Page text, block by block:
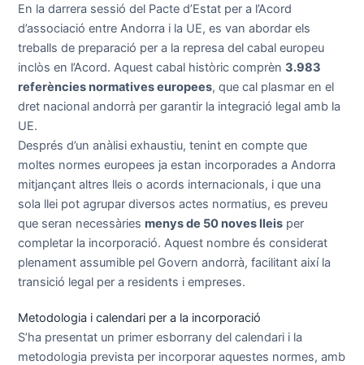
En la darrera sessió del Pacte d’Estat per a l’Acord
d’associació entre Andorra i la UE, es van abordar els
treballs de preparació per a la represa del cabal europeu
inclòs en l’Acord. Aquest cabal històric comprèn 3.983
referències normatives europees, que cal plasmar en el
dret nacional andorrà per garantir la integració legal amb la
UE.
Després d’un anàlisi exhaustiu, tenint en compte que
moltes normes europees ja estan incorporades a Andorra
mitjançant altres lleis o acords internacionals, i que una
sola llei pot agrupar diversos actes normatius, es preveu
que seran necessàries menys de 50 noves lleis per
completar la incorporació. Aquest nombre és considerat
plenament assumible pel Govern andorrà, facilitant així la
transició legal per a residents i empreses.
Metodologia i calendari per a la incorporació
S’ha presentat un primer esborrany del calendari i la
metodologia prevista per incorporar aquestes normes, amb